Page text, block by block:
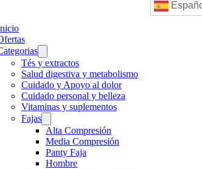
Tés y extractos
Salud digestiva y metabolismo
Cuidado y Apoyo al dolor
Cuidado personal y belleza
Vitaminas y suplementos
Fajas
Alta Compresión
Media Compresión
Panty Faja
Hombre